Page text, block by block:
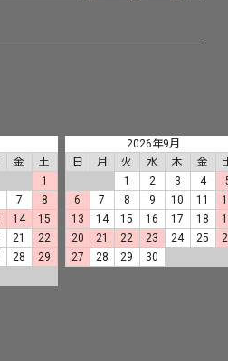
金
土
1
7
8
14
15
21
22
28
29
2026年9月
日
月 火 水 木 金
1
2 3 4
6
7 8 9 10 11
13
14 15 16 17 18
20
21 22 23 24 25
27
28 29 30